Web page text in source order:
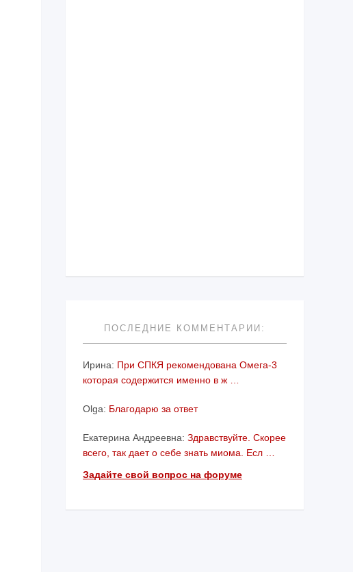
ПОСЛЕДНИЕ КОММЕНТАРИИ:
Ирина: При СПКЯ рекомендована Омега-3
которая содержится именно в ж …
Olga: Благодарю за ответ
Екатерина Андреевна: Здравствуйте. Скорее
всего, так дает о себе знать миома. Есл …
Задайте свой вопрос на форуме